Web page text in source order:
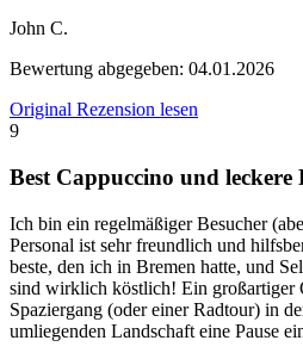
John C.
Bewertung abgegeben: 04.01.2026
Original Rezension lesen
9
Best Cappuccino und leckere
Ich bin ein regelmäßiger Besucher
Personal ist sehr freundlich und
beste, den ich in Bremen hatte, und
sind wirklich köstlich! Ein großartiger
Spaziergang (oder einer Radtour) in
umliegenden Landschaft eine Pause